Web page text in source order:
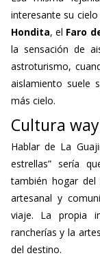
interesante su
Hondita, el Faro
la sensación de
astroturismo,
aislamiento suele
más cielo.
Cultura
Hablar de La
estrellas” sería
también hogar del
artesanal y
viaje. La propia
rancherías y la
del destino.